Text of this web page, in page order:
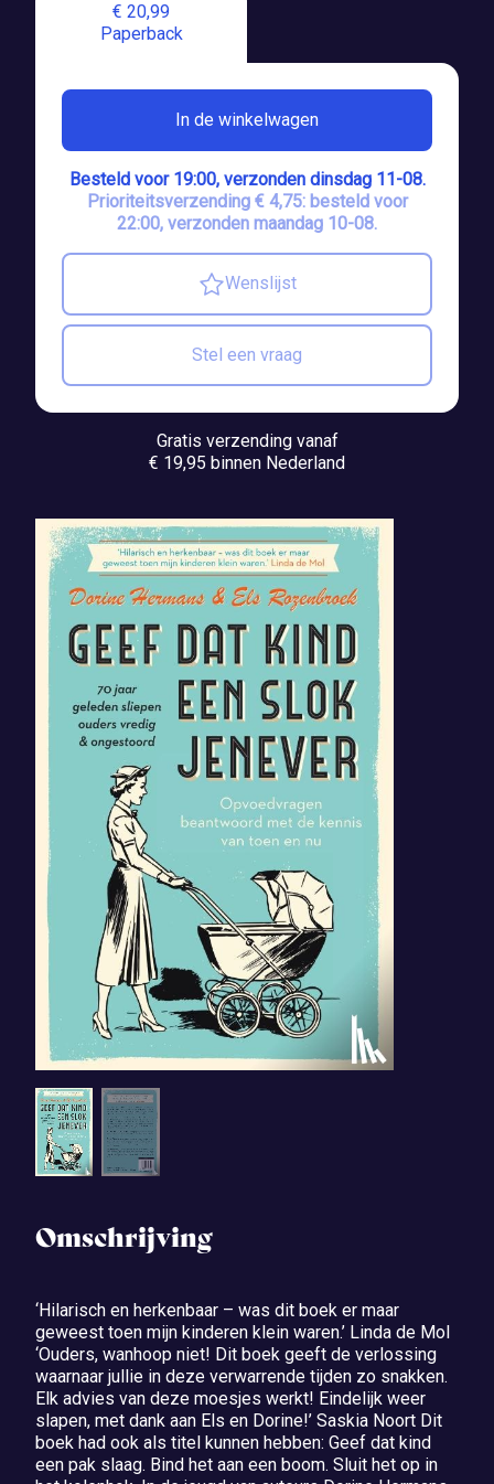
Omschrijving
‘Hilarisch en herkenbaar – was dit boek er maar
geweest toen mijn kinderen klein waren.’ Linda de Mol
‘Ouders, wanhoop niet! Dit boek geeft de verlossing
waarnaar jullie in deze verwarrende tijden zo snakken.
Elk advies van deze moesjes werkt! Eindelijk weer
slapen, met dank aan Els en Dorine!’ Saskia Noort Dit
boek had ook als titel kunnen hebben: Geef dat kind
een pak slaag. Bind het aan een boom. Sluit het op in
€ 20,99
Paperback
In de winkelwagen
Besteld voor 19:00, verzonden dinsdag 11-08.
Prioriteitsverzending € 4,75: besteld voor
22:00, verzonden maandag 10-08.
Wenslijst
Stel een vraag
Gratis verzending vanaf
€ 19,95 binnen Nederland